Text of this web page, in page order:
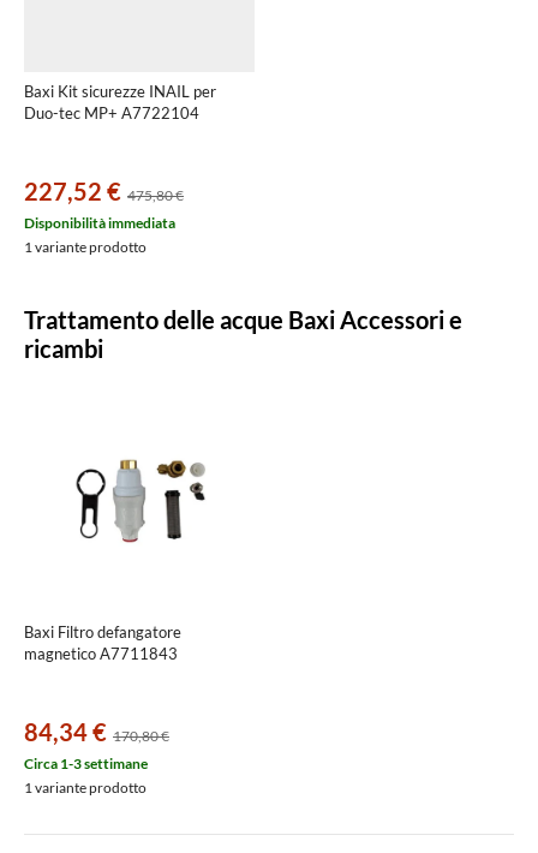
Baxi Kit sicurezze INAIL per
Duo-tec MP+ A7722104
227,52 € 475,80 €
Disponibilità immediata
1 variante prodotto
Trattamento delle acque Baxi Accessori e
ricambi
Baxi Filtro defangatore
magnetico A7711843
84,34 € 170,80 €
Circa 1-3 settimane
1 variante prodotto